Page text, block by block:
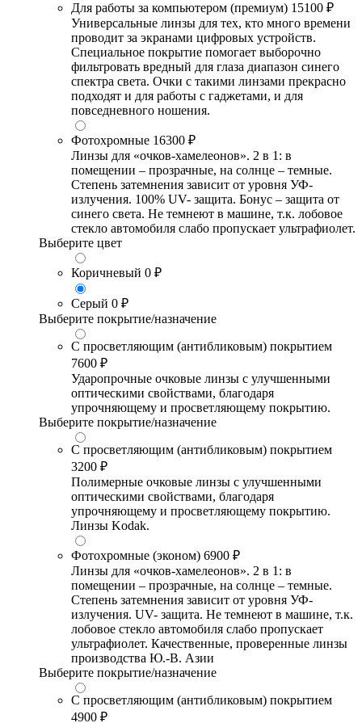
Для работы за компьютером (премиум) 15100 ₽
Универсальные линзы для тех, кто много времени
проводит за экранами цифровых устройств.
Специальное покрытие помогает выборочно
фильтровать вредный для глаза диапазон синего
спектра света. Очки с такими линзами прекрасно
подходят и для работы с гаджетами, и для
повседневного ношения.
Фотохромные 16300 ₽
Линзы для «очков-хамелеонов». 2 в 1: в
помещении – прозрачные, на солнце – темные.
Степень затемнения зависит от уровня УФ-
излучения. 100% UV- защита. Бонус – защита от
синего света. Не темнеют в машине, т.к. лобовое
стекло автомобиля слабо пропускает ультрафиолет.
Выберите цвет
Коричневый 0 ₽
Серый 0 ₽
Выберите покрытие/назначение
С просветляющим (антибликовым) покрытием
7600 ₽
Ударопрочные очковые линзы с улучшенными
оптическими свойствами, благодаря
упрочняющему и просветляющему покрытию.
Выберите покрытие/назначение
С просветляющим (антибликовым) покрытием
3200 ₽
Полимерные очковые линзы с улучшенными
оптическими свойствами, благодаря
упрочняющему и просветляющему покрытию.
Линзы Kodak.
Фотохромные (эконом) 6900 ₽
Линзы для «очков-хамелеонов». 2 в 1: в
помещении – прозрачные, на солнце – темные.
Степень затемнения зависит от уровня УФ-
излучения. UV- защита. Не темнеют в машине, т.к.
лобовое стекло автомобиля слабо пропускает
ультрафиолет. Качественные, проверенные линзы
производства Ю.-В. Азии
Выберите покрытие/назначение
С просветляющим (антибликовым) покрытием
4900 ₽